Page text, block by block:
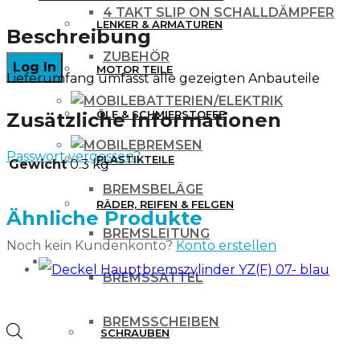
4 TAKT SLIP ON SCHALLDÄMPFER
ZUBEHÖR
BATTERIEN/ELEKTRIK
BREMSEN
BREMSBELÄGE
BREMSLEITUNG
BREMSSATTEL
BREMSSCHEIBEN
Passwort vergessen?
Noch kein Kundenkonto? Konto erstellen
Products
LENKER & ARMATUREN
MOTOR TEILE
ÖLE & SCHMIERSTOFFE
PLASTIKTEILE
RÄDER, REIFEN & FELGEN
WERKZEUG & ZUBEHÖR
SCHRAUBEN
250
11-
/
06-
blau
Beschreibung
Lieferumfang umfasst alle gezeigten Anbauteile
Zusätzliche Informationen
Gewicht 0.3 kg
Ähnliche Produkte